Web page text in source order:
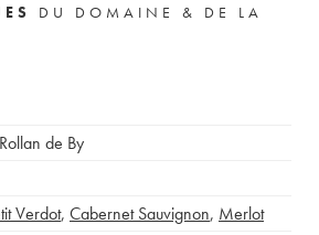
DU DOMAINE & DE LA
de By
Verdot, Cabernet Sauvignon, Merlot